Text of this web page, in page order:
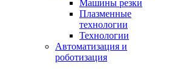
Машины резки
Плазменные
технологии
Технологии
Автоматизация и
роботизация